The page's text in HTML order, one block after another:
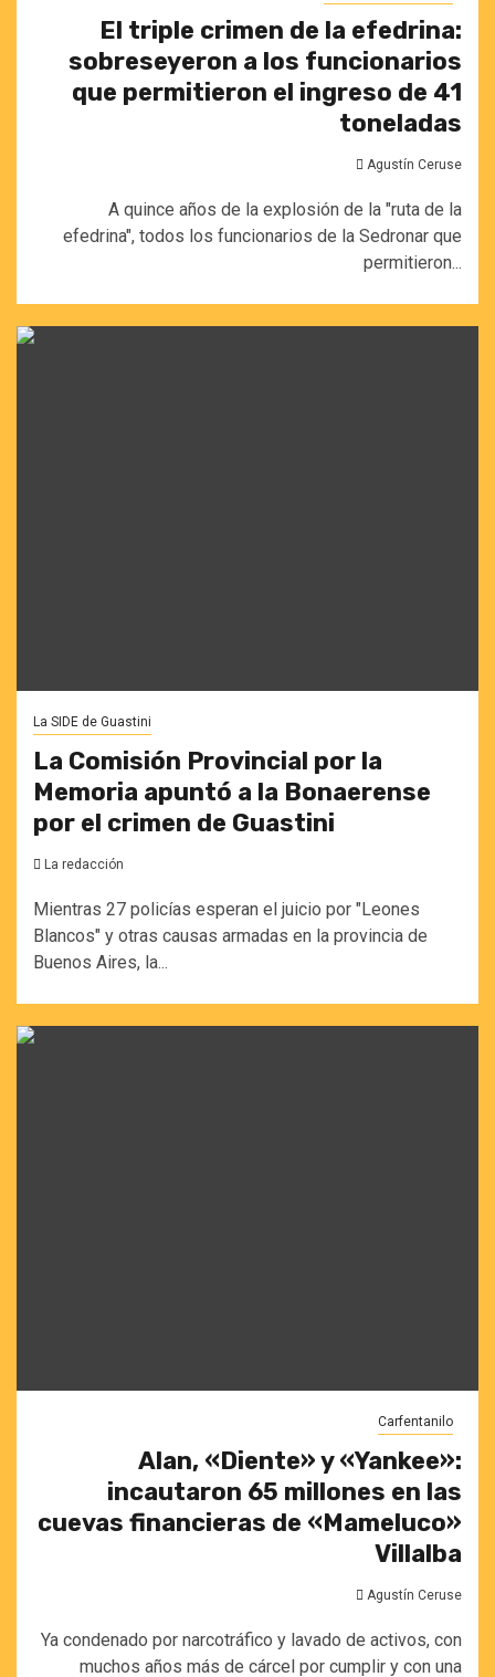
El triple crimen de la efedrina:
sobreseyeron a los funcionarios
que permitieron el ingreso de 41
toneladas
Agustín Ceruse
A quince años de la explosión de la "ruta de la
efedrina", todos los funcionarios de la Sedronar que
permitieron...
La SIDE de Guastini
La Comisión Provincial por la
Memoria apuntó a la Bonaerense
por el crimen de Guastini
La redacción
Mientras 27 policías esperan el juicio por "Leones
Blancos" y otras causas armadas en la provincia de
Buenos Aires, la...
Carfentanilo
Alan, «Diente» y «Yankee»:
incautaron 65 millones en las
cuevas financieras de «Mameluco»
Villalba
Agustín Ceruse
Ya condenado por narcotráfico y lavado de activos, con
muchos años más de cárcel por cumplir y con una